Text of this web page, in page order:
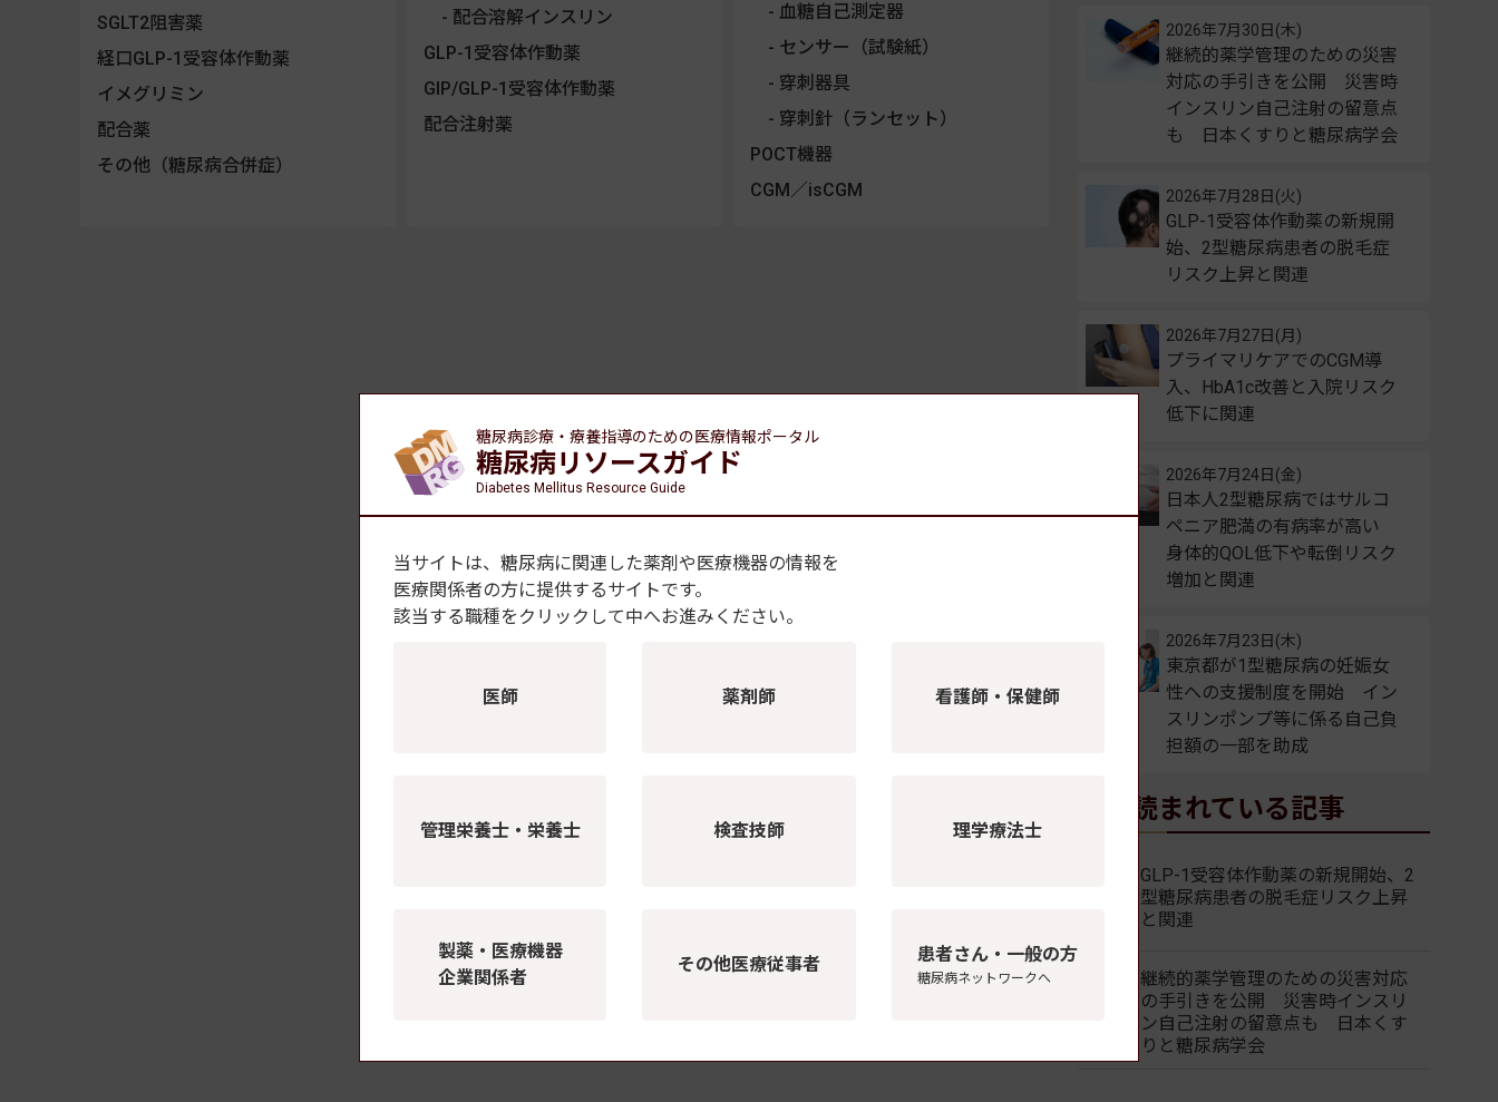
SGLT2阻害薬
経口GLP-1受容体作動薬
イメグリミン
配合薬
その他（糖尿病合併症）
配合溶解インスリン
GLP-1受容体作動薬
GIP/GLP-1受容体作動薬
配合注射薬
血糖自己測定器
センサー（試験紙）
穿刺器具
穿刺針（ランセット）
POCT機器
CGM／isCGM
継続的薬学管理のための災害
対応の手引きを公開 災害時
インスリン自己注射の留意点
も 日本くすりと糖尿病学会
2026年7月30日(木)
GLP-1受容体作動薬の新規開
始、2型糖尿病患者の脱毛症
リスク上昇と関連
2026年7月28日(火)
プライマリケアでのCGM導
入、HbA1c改善と入院リスク
低下に関連
2026年7月27日(月)
日本人2型糖尿病ではサルコ
ペニア肥満の有病率が高い
身体的QOL低下や転倒リスク
増加と関連
2026年7月24日(金)
東京都が1型糖尿病の妊娠女
性への支援制度を開始 イン
スリンポンプ等に係る自己負
担額の一部を助成
2026年7月23日(木)
よく読まれている記事
GLP-1受容体作動薬の新規開始、2
型糖尿病患者の脱毛症リスク上昇
と関連
継続的薬学管理のための災害対応
の手引きを公開 災害時インスリ
ン自己注射の留意点も 日本くす
りと糖尿病学会
糖尿病診療・療養指導のための医療情報ポータル
糖尿病リソースガイド
Diabetes Mellitus Resource Guide
当サイトは、糖尿病に関連した薬剤や医療機器の情報を
医療関係者の方に提供するサイトです。
該当する職種をクリックして中へお進みください。
医師 薬剤師 看護師・保健師
管理栄養士・栄養士 検査技師 理学療法士
製薬・医療機器
企業関係者
その他医療従事者 患者さん・一般の方
糖尿病ネットワークへ